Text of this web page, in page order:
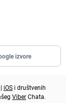
izvore
| iOS i društvenih
ViberChata.